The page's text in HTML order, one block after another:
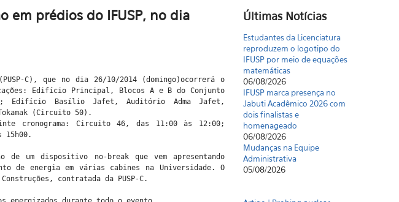
em prédios do IFUSP, no dia
C), que no dia 26/10/2014 (domingo)ocorrerá o
Edifício Principal, Blocos A e B do Conjunto
Edifício Basílio Jafet, Auditório Adma Jafet,
(Circuito 50).
cronograma: Circuito 46, das 11:00 às 12:00;
15h00.
um dispositivo no-break que vem apresentando
de energia em várias cabines na Universidade. O
contratada da PUSP-C.
Últimas Notícias
Estudantes da Licenciatura
reproduzem o logotipo do
IFUSP por meio de equações
matemáticas
06/08/2026
IFUSP marca presença no
Jabuti Acadêmico 2026 com
dois finalistas e
homenageado
06/08/2026
Mudanças na Equipe
Administrativa
05/08/2026